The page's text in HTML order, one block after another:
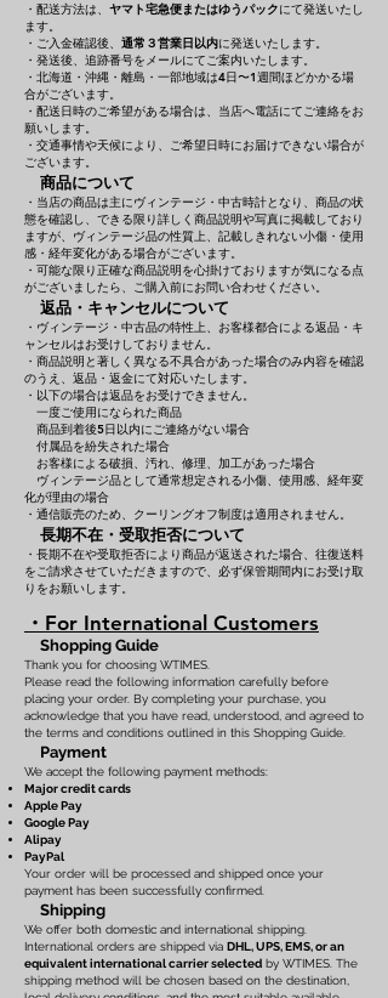
・配送方法は、 ヤマト宅急便またはゆうパックにて発送いたし
ます。
・ご入金確認後、 通常３営業日以内に発送いたします。
・発送後、追跡番号をメールにてご案内いたします。
・北海道・沖縄・離島・一部地域は4日〜1週間ほどかかる場
合がございます。
・配送日時のご希望がある場合は、当店へ電話にてご連絡をお
願いします。
・交通事情や天候により、ご希望日時にお届けできない場合が
ございます。
商品について
・当店の商品は主にヴィンテージ・中古時計となり、商品の状
態を確認し、できる限り詳しく商品説明や写真に掲載しており
ますが、ヴィンテージ品の性質上、記載しきれない小傷・使用
感・経年変化がある場合がございます。
・可能な限り正確な商品説明を心掛けておりますが気になる点
がございましたら、ご購入前にお問い合わせください。
返品・キャンセルについて
・ヴィンテージ・中古品の特性上、お客様都合による返品・キ
ャンセルはお受けしておりません。
・商品説明と著しく異なる不具合があった場合のみ内容を確認
のうえ、返品・返金にて対応いたします。
・以下の場合は返品をお受けできません。
一度ご使用になられた商品
商品到着後5日以内にご連絡がない場合
付属品を紛失された場合
お客様による破損、汚れ、修理、加工があった場合
ヴィンテージ品として通常想定される小傷、使用感、経年変
化が理由の場合
・通信販売のため、クーリングオフ制度は適用されません。
長期不在・受取拒否について
・長期不在や受取拒否により商品が返送された場合、往復送料
をご請求させていただきますので、必ず保管期間内にお受け取
りをお願いします。
・For International Customers
Shopping Guide
Thank you for choosing WTIMES.
Please read the following information carefully before
placing your order. By completing your purchase, you
acknowledge that you have read, understood, and agreed to
the terms and conditions outlined in this Shopping Guide.
Payment
We accept the following payment methods:
Major credit cards
Apple Pay
Google Pay
Alipay
PayPal
Your order will be processed and shipped once your
payment has been successfully confirmed.
Shipping
We offer both domestic and international shipping.
International orders are shipped via DHL, UPS, EMS, or an
equivalent international carrier selected by WTIMES. The
shipping method will be chosen based on the destination,